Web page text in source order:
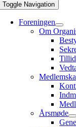
Toggle Navigation
Foreningen
Om
Årsmøde